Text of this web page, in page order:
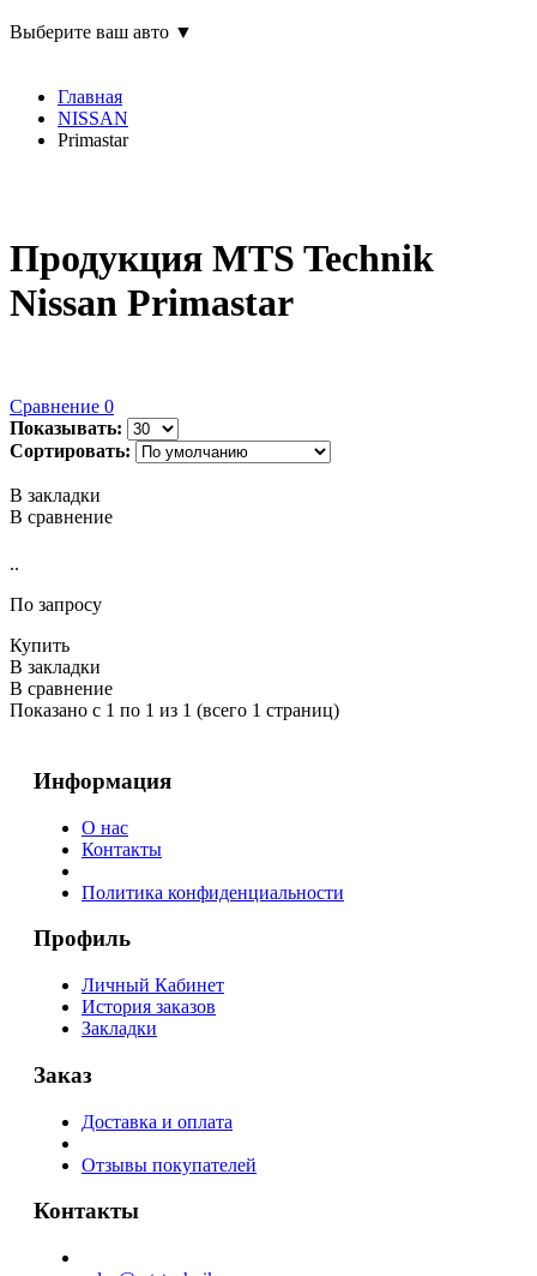
Выберите ваш авто ▼
Главная
NISSAN
Primastar
Продукция MTS Technik
Nissan Primastar
Сравнение 0
Показывать:
Сортировать:
В закладки
В сравнение
..
По запросу
Купить
В закладки
В сравнение
Показано с 1 по 1 из 1 (всего 1 страниц)
Информация
О нас
Контакты
Политика конфиденциальности
Профиль
Личный Кабинет
История заказов
Закладки
Заказ
Доставка и оплата
Отзывы покупателей
Контакты